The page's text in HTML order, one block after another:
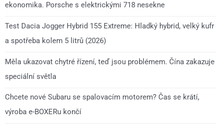
ekonomika. Porsche s elektrickými 718 nesekne
Test Dacia Jogger Hybrid 155 Extreme: Hladký hybrid, velký kufr
a spotřeba kolem 5 litrů (2026)
Měla ukazovat chytré řízení, teď jsou problémem. Čína zakazuje
speciální světla
Chcete nové Subaru se spalovacím motorem? Čas se krátí,
výroba e-BOXERu končí